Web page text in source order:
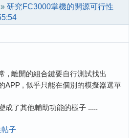
» 研究FC3000掌機的開源可行性
, 離開的組合鍵要自行測試找出
APP , 似乎只能在個別的模擬器選單
成了其他輔助功能的樣子 .....
子